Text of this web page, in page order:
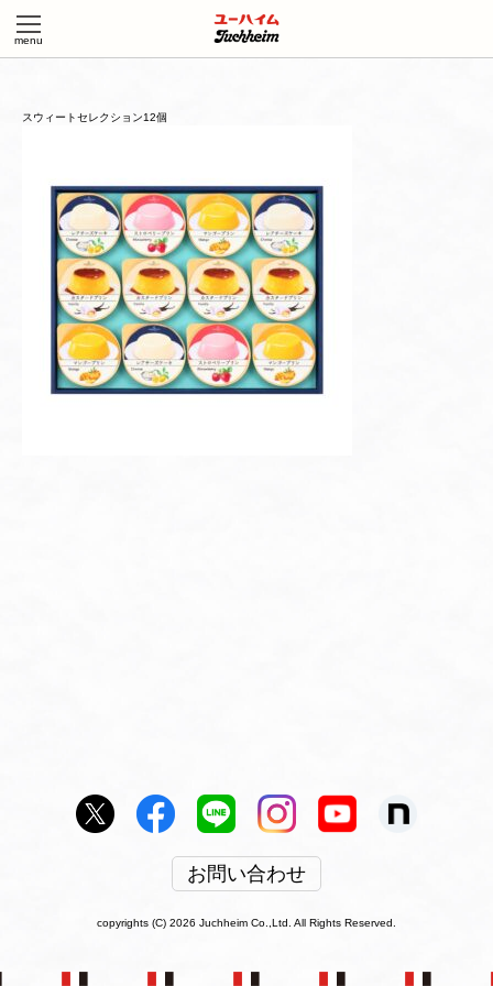
スウィートセレクション12個
お問い合わせ
copyrights (C) 2026 Juchheim Co.,Ltd. All Rights Reserved.